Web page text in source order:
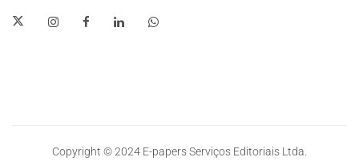
Copyright © 2024 E-papers Serviços Editoriais Ltda.